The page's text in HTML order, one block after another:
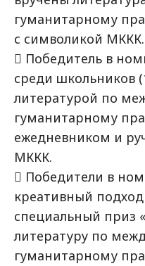
гуманитарному
с символикой МККК.
 Победитель в
среди школьников
литературой по
гуманитарному
ежедневником и
МККК.
 Победители в
креативный
специальный приз
литературу по
гуманитарному